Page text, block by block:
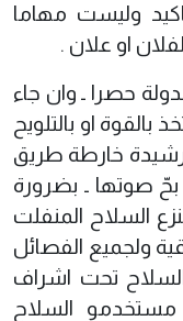
وليست مهاما
او علان .
حصرا ـ وان جاء
او بالتلويح
خارطة طريق
بحّ صوتها ـ بضرورة
السلاح المنفلت
ولجميع الفصائل
السلاح تحت اشراف
مستخدمو السلاح